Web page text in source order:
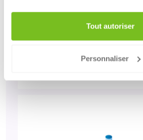
Tout autoriser
Personnaliser
Papier et carton